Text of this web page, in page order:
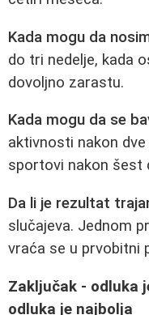
Kada mogu da
do tri nedelje, kada
dovoljno zarastu.
Kada mogu da se
aktivnosti nakon
sportovi nakon šest
Da li je rezultat
slučajeva. Jednom
vraća se u prvobitni
Zaključak - odluka
odluka je najbolja